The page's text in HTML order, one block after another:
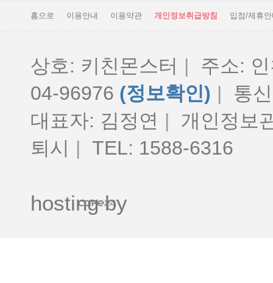
홈으로 이용안내 이용약관 개인정보취급방침 입점/제휴
상호: 키친몬스터 |
주소:
04-96976 (정보확인) |
통
대표자: 김정연 |
개인정보
퇴시
| TEL: 1588-6316
hosting by